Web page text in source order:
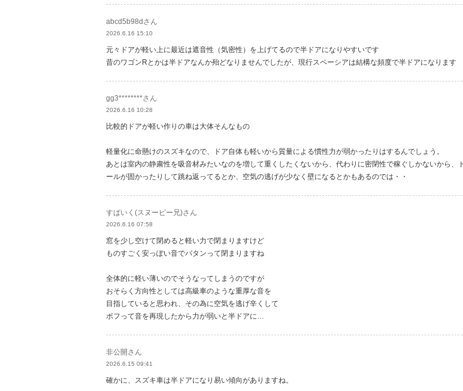
abcd5b98dさん
2026.6.16 15:10
元々ドアが軽い上に最近は遮音性（気密性）を上げてるので半ドアになりやすいです
昔のワゴンRとかは半ドアなんか殆どなりませんでしたが、現行スペーシアは結構な頻度で半ドアになります
gg3********さん
2026.6.16 10:28
比較的ドアが軽い作りの車は大体そんなもの
軽量化に命懸けのスズキなので、ドア自体も軽いから質量による慣性力が弱かったりはするんでしょう。
あとは室内の静粛性を吸音材みたいなのを増して重くしたくないから、代わりに密閉性で稼ぐしかないから、
ールが固かったりして跳ね返ってるとか、空気の逃げが少なく壁になるとかもあるのでは・・
すぱいく(スヌーピー兄)さん
2026.6.16 07:58
窓を少し空けて閉めると軽い力で閉まりますけど
ものすごく安っぽい音でバタンって閉まりますね
全体的に軽い薄いのでそうなってしまうのですが
おそらく方向性としては高級車のような重厚な音を
目指していると思われ、その為に空気を逃げ辛くして
ボフって音を再現したから力が弱いと半ドアに…
非公開さん
2026.6.15 09:41
確かに、スズキ車は半ドアになり易い傾向がありますね。